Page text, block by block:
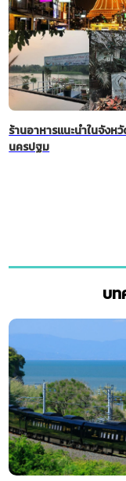
ร้านอาหารแนะนำในจังห
นครปฐม
บท